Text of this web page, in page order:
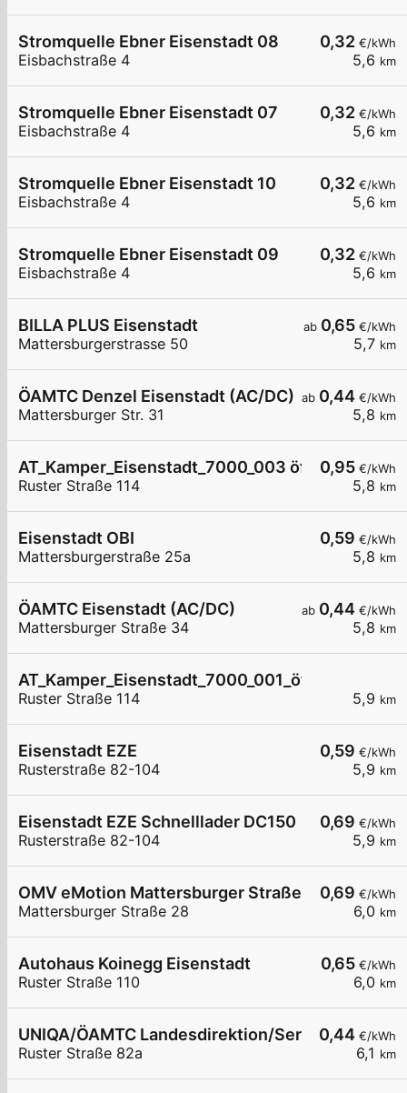
0,32 €/kWh
5,6 km
Stromquelle Ebner Eisenstadt 08
Eisbachstraße 4
0,32 €/kWh
5,6 km
Stromquelle Ebner Eisenstadt 07
Eisbachstraße 4
0,32 €/kWh
5,6 km
Stromquelle Ebner Eisenstadt 10
Eisbachstraße 4
0,32 €/kWh
5,6 km
Stromquelle Ebner Eisenstadt 09
Eisbachstraße 4
ab 0,65 €/kWh
5,7 km
BILLA PLUS Eisenstadt
Mattersburgerstrasse 50
ab 0,44 €/kWh
5,8 km
ÖAMTC Denzel Eisenstadt (AC/DC)
Mattersburger Str. 31
0,95 €/kWh
5,8 km
AT_Kamper_Eisenstadt_7000_003 öffentlich
Ruster Straße 114
0,59 €/kWh
5,8 km
Eisenstadt OBI
Mattersburgerstraße 25a
ab 0,44 €/kWh
5,8 km
ÖAMTC Eisenstadt (AC/DC)
Mattersburger Straße 34
5,9 km
AT_Kamper_Eisenstadt_7000_001_öffentlich
Ruster Straße 114
0,59 €/kWh
5,9 km
Eisenstadt EZE
Rusterstraße 82-104
0,69 €/kWh
5,9 km
Eisenstadt EZE Schnelllader DC150
Rusterstraße 82-104
0,69 €/kWh
6,0 km
OMV eMotion Mattersburger Straße 28
Mattersburger Straße 28
0,65 €/kWh
6,0 km
Autohaus Koinegg Eisenstadt
Ruster Straße 110
0,44 €/kWh
6,1 km
UNIQA/ÖAMTC Landesdirektion/ServiceCenter
Ruster Straße 82a